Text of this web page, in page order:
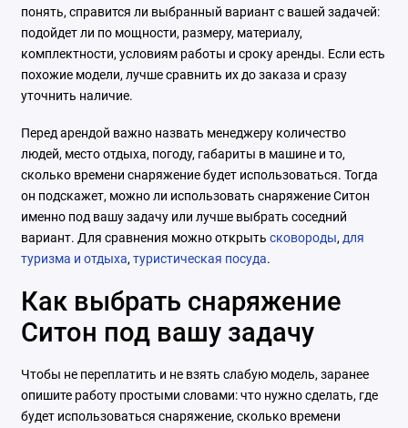
понять, справится ли выбранный вариант с вашей задачей:
подойдет ли по мощности, размеру, материалу,
комплектности, условиям работы и сроку аренды. Если есть
похожие модели, лучше сравнить их до заказа и сразу
уточнить наличие.
Перед арендой важно назвать менеджеру количество
людей, место отдыха, погоду, габариты в машине и то,
сколько времени снаряжение будет использоваться. Тогда
он подскажет, можно ли использовать снаряжение Ситон
именно под вашу задачу или лучше выбрать соседний
вариант. Для сравнения можно открыть сковороды,для
туризма и отдыха,туристическая посуда.
Как выбрать снаряжение
Ситон под вашу задачу
Чтобы не переплатить и не взять слабую модель, заранее
опишите работу простыми словами: что нужно сделать, где
будет использоваться снаряжение, сколько времени